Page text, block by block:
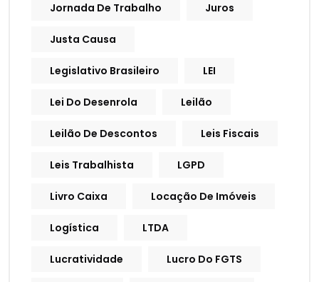
Jornada De Trabalho Juros
Justa Causa
Legislativo Brasileiro LEI
Lei Do Desenrola Leilão
Leilão De Descontos Leis Fiscais
Leis Trabalhista LGPD
Livro Caixa Locação De Imóveis
Logística LTDA
Lucratividade Lucro Do FGTS